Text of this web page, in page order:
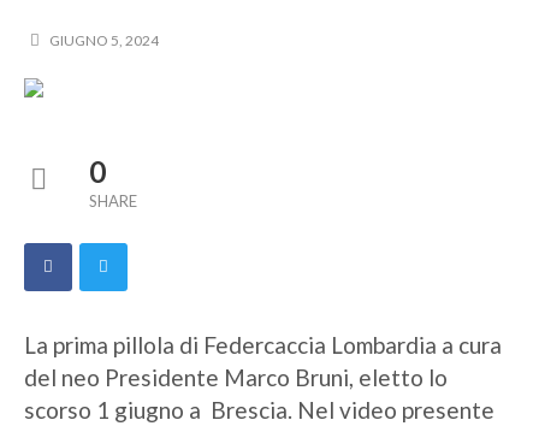
GIUGNO 5, 2024
0
SHARE
La prima pillola di Federcaccia Lombardia a cura
del neo Presidente Marco Bruni, eletto lo
scorso 1 giugno a Brescia. Nel video presente